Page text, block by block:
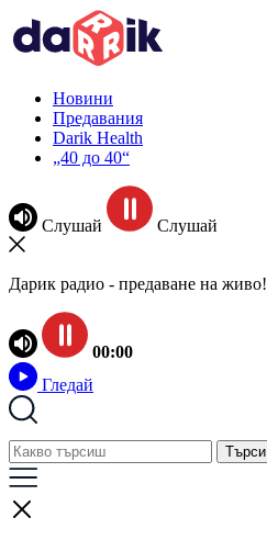
Новини
Предавания
Darik Health
„40 до 40“
Слушай Слушай
Дарик радио - предаване на живо!
00:00
Гледай